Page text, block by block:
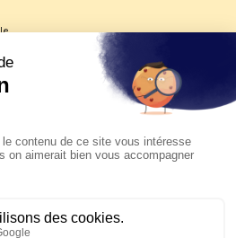
reportages d'été 2026 de KTO
pastorale du pape Léon
à Assise à suivre sur KTO le
6 août
en Uruguay, Argentine et
du 6 au 17 novembre 2026